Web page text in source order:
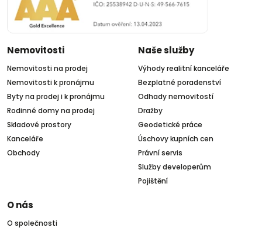
Nemovitosti
Nemovitosti na prodej
Nemovitosti k pronájmu
Byty na prodej i k pronájmu
Rodinné domy na prodej
Skladové prostory
Kanceláře
Obchody
Naše služby
Výhody realitní kanceláře
Bezplatné poradenství
Odhady nemovitostí
Dražby
Geodetické práce
Úschovy kupních cen
Právní servis
Služby developerům
Pojištění
O nás
O společnosti